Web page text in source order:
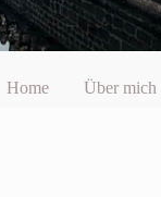
Home Über mich